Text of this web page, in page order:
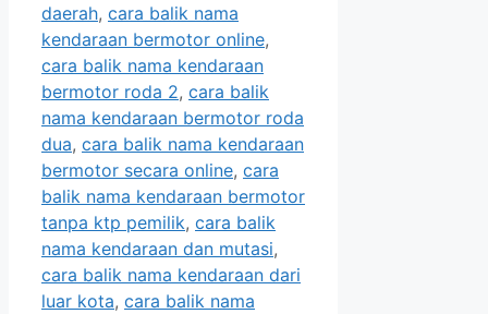
daerah, cara balik nama
kendaraan bermotor online,
cara balik nama kendaraan
bermotor roda 2, cara balik
nama kendaraan bermotor roda
dua, cara balik nama kendaraan
bermotor secara online, cara
balik nama kendaraan bermotor
tanpa ktp pemilik, cara balik
nama kendaraan dan mutasi,
cara balik nama kendaraan dari
luar kota, cara balik nama